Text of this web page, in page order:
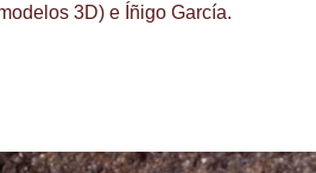
3D) e Íñigo García.